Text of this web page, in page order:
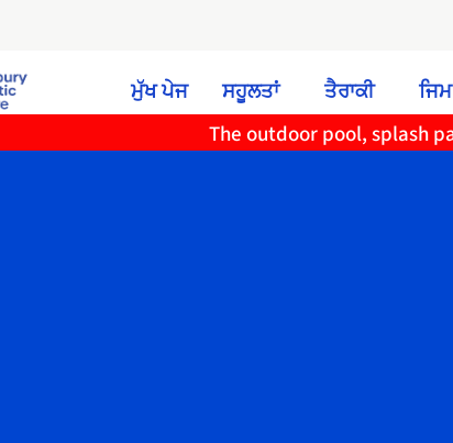
ਮੁੱਖ ਪੇਜ ਸਹੂਲਤਾਂ ਤੈਰਾਕੀ ਜਿਮ
The outdoor pool, splash